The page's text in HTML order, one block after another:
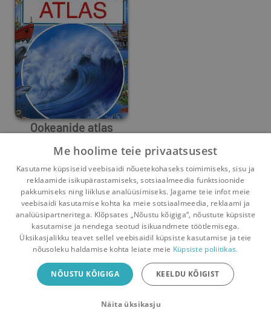
Ookeanide atlas
1 2
Pealehele Ostukorv Sõnumid Teated Konto
Raamatuvahetuse mobiiliäpp
Vaheta raamatuid veelgi mugavamalt!
Me hoolime teie privaatsusest
Kasutame küpsiseid veebisaidi nõuetekohaseks toimimiseks, sisu ja
reklaamide isikupärastamiseks, sotsiaalmeedia funktsioonide
pakkumiseks ning liikluse analüüsimiseks. Jagame teie infot meie
veebisaidi kasutamise kohta ka meie sotsiaalmeedia, reklaami ja
analüüsipartneritega. Klõpsates „Nõustu kõigiga“, nõustute küpsiste
kasutamise ja nendega seotud isikuandmete töötlemisega.
Üksikasjalikku teavet sellel veebisaidil küpsiste kasutamise ja teie
nõusoleku haldamise kohta leiate meie Küpsiste poliitikas.
NÕUSTU KÕIGIGA KEELDU KÕIGIST
Näita üksikasju